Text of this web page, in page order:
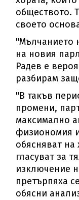
обществото.
своето
"Мълчанието
на новия
Радев е
разбирам
"В такъв
промени,
максимално
физиономия и
обясняват на
гласуват за
изключение
претърпяха
обясни